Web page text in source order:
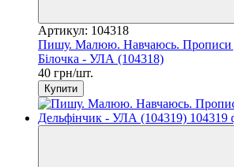
Артикул: 104318
Пишу. Малюю. Навчаюсь. Прописи
Білочка - УЛА (104318)
40 грн/шт.
Купити